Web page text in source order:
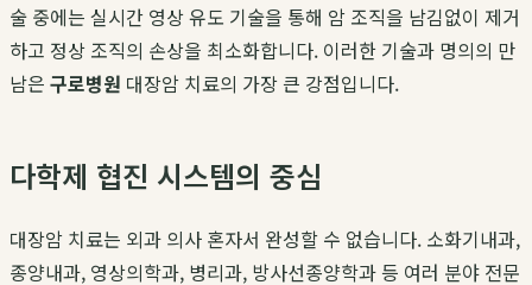
술 중에는 실시간 영상 유도 기술을 통해 암 조직을 남김없이 제거
하고 정상 조직의 손상을 최소화합니다. 이러한 기술과 명의의 만
남은 구로병원 대장암 치료의 가장 큰 강점입니다.
다학제 협진 시스템의 중심
대장암 치료는 외과 의사 혼자서 완성할 수 없습니다. 소화기내과,
종양내과, 영상의학과, 병리과, 방사선종양학과 등 여러 분야 전문